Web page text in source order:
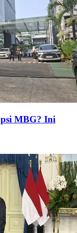
MBG? Ini